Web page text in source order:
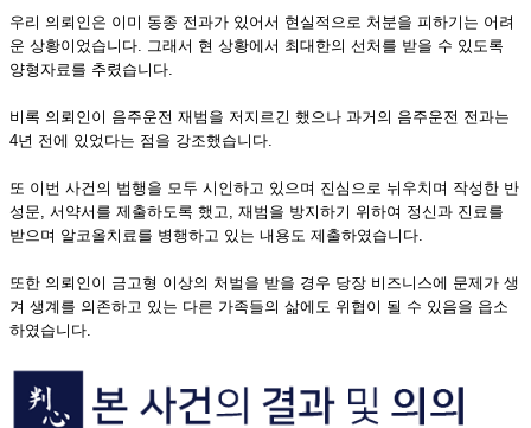
우리 의뢰인은 이미 동종 전과가 있어서 현실적으로 처분을 피하기는 어려
운 상황이었습니다. 그래서 현 상황에서 최대한의 선처를 받을 수 있도록
양형자료를 추렸습니다.
비록 의뢰인이 음주운전 재범을 저지르긴 했으나 과거의 음주운전 전과는
4년 전에 있었다는 점을 강조했습니다.
또 이번 사건의 범행을 모두 시인하고 있으며 진심으로 뉘우치며 작성한 반
성문, 서약서를 제출하도록 했고, 재범을 방지하기 위하여 정신과 진료를
받으며 알코올치료를 병행하고 있는 내용도 제출하였습니다.
또한 의뢰인이 금고형 이상의 처벌을 받을 경우 당장 비즈니스에 문제가 생
겨 생계를 의존하고 있는 다른 가족들의 삶에도 위협이 될 수 있음을 읍소
하였습니다.